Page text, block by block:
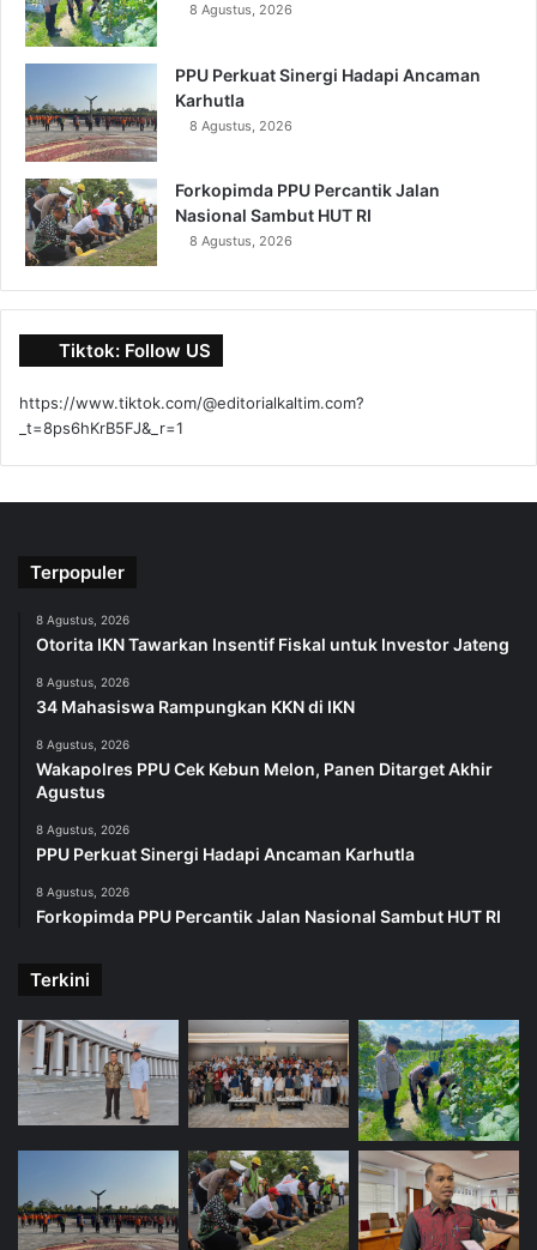
8 Agustus, 2026
PPU Perkuat Sinergi Hadapi Ancaman
Karhutla
8 Agustus, 2026
Forkopimda PPU Percantik Jalan
Nasional Sambut HUT RI
8 Agustus, 2026
Tiktok: Follow US
https://www.tiktok.com/@editorialkaltim.com?
_t=8ps6hKrB5FJ&_r=1
Terpopuler
8 Agustus, 2026
Otorita IKN Tawarkan Insentif Fiskal untuk Investor Jateng
8 Agustus, 2026
34 Mahasiswa Rampungkan KKN di IKN
8 Agustus, 2026
Wakapolres PPU Cek Kebun Melon, Panen Ditarget Akhir
Agustus
8 Agustus, 2026
PPU Perkuat Sinergi Hadapi Ancaman Karhutla
8 Agustus, 2026
Forkopimda PPU Percantik Jalan Nasional Sambut HUT RI
Terkini